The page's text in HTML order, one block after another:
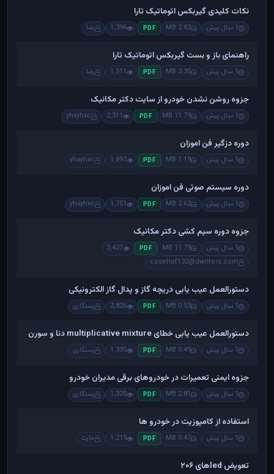
نکات کلیدی گیربکس اتوماتیک تارا
1 سال پیش 2.82 MB
PDF
1,396 رضا
راهنمای باز و بست گیربکس اتوماتیک تارا
1 سال پیش 3.35 MB
PDF
1,511 رضا
جزوه روشن نشدن خودرو از سایت دکتر مکانیک
1 سال پیش 11.79 MB
PDF
2,311
yhxyhxc
دوره دزگیر فن اموزان
1 سال پیش 1.19 MB
PDF
1,897
yhxyhxc
دوره سیستم صوتی فن اموزان
1 سال پیش 2.62 MB
PDF
1,751
yhxyhxc
جزوه دوره سیم کشی دکتر مکانیک
1 سال پیش 11.79 MB
PDF
3,427
cosehof132@dwriters.com
دستورالعمل عیب یابی دریچه گاز و پدال گاز الکترونیکی
1 سال پیش 0.53 MB
PDF
2,826 رستگاری
دستورالعمل عیب یابی خطای multiplicative mixture دنا و سورن
1 سال پیش 0.49 MB
PDF
1,335 رستگاری
جزوه ایمنی تعمیرات در خودروهای برقی مدیران خودرو
1 سال پیش 2.81 MB
PDF
1,320 رستگاری
استفاده از کامپوزیت در خودرو ها
1 سال پیش 0.47 MB
PDF
1,215 حارث
تعویض ledهای ۲۰۶